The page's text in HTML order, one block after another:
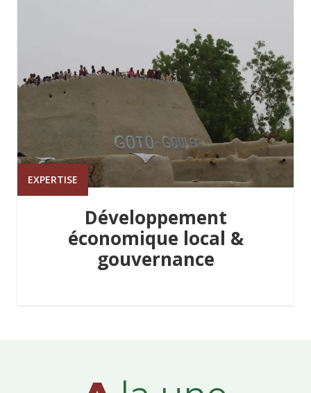
EXPERTISE
Développement
économique local &
gouvernance